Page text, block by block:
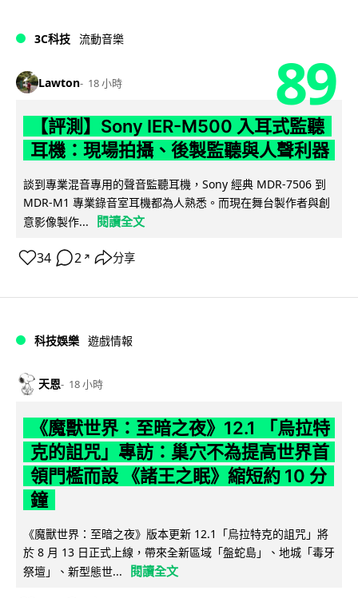
3C科技 流動音樂
Lawton 18 小時 89
【評測】Sony IER-M500 入耳式監聽
耳機：現場拍攝、後製監聽與人聲利器
談到專業混音專用的聲音監聽耳機，Sony 經典 MDR-7506 到
MDR-M1 專業錄音室耳機都為人熟悉。而現在舞台製作者與創
意影像製作...
閱讀全文
34 2 ↗ 分享
科技娛樂 遊戲情報
天恩 18 小時
《魔獸世界：至暗之夜》12.1 「烏拉特
克的詛咒」專訪：巢穴不為提高世界首
領門檻而設 《諸王之眠》縮短約 10 分
鐘
《魔獸世界：至暗之夜》版本更新 12.1「烏拉特克的詛咒」將
於 8 月 13 日正式上線，帶來全新區域「盤蛇島」、地城「毒牙
祭壇」、新型態世...
閱讀全文